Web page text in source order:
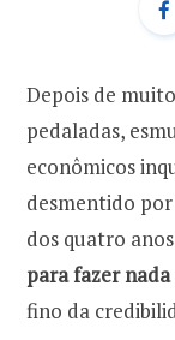
Depois de
pedaladas,
econômicos
desmentido
dos quatro
para fazer
fino da